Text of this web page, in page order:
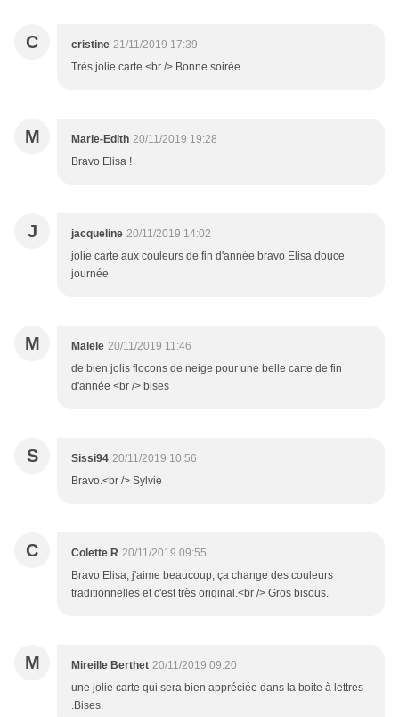
C cristine 21/11/2019 17:39
Très jolie carte.<br /> Bonne soirée
M Marie-Edith 20/11/2019 19:28
Bravo Elisa !
J jacqueline 20/11/2019 14:02
jolie carte aux couleurs de fin d'année bravo Elisa douce
journée
M Malele 20/11/2019 11:46
de bien jolis flocons de neige pour une belle carte de fin
d'année <br /> bises
S Sissi94 20/11/2019 10:56
Bravo.<br /> Sylvie
C Colette R 20/11/2019 09:55
Bravo Elisa, j'aime beaucoup, ça change des couleurs
traditionnelles et c'est très original.<br /> Gros bisous.
M Mireille Berthet 20/11/2019 09:20
une jolie carte qui sera bien appréciée dans la boite à lettres
.Bises.